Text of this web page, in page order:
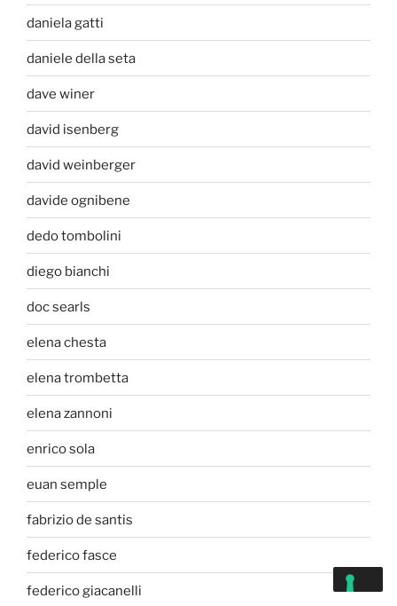
daniela gatti
daniele della seta
dave winer
david isenberg
david weinberger
davide ognibene
dedo tombolini
diego bianchi
doc searls
elena chesta
elena trombetta
elena zannoni
enrico sola
euan semple
fabrizio de santis
federico fasce
federico giacanelli